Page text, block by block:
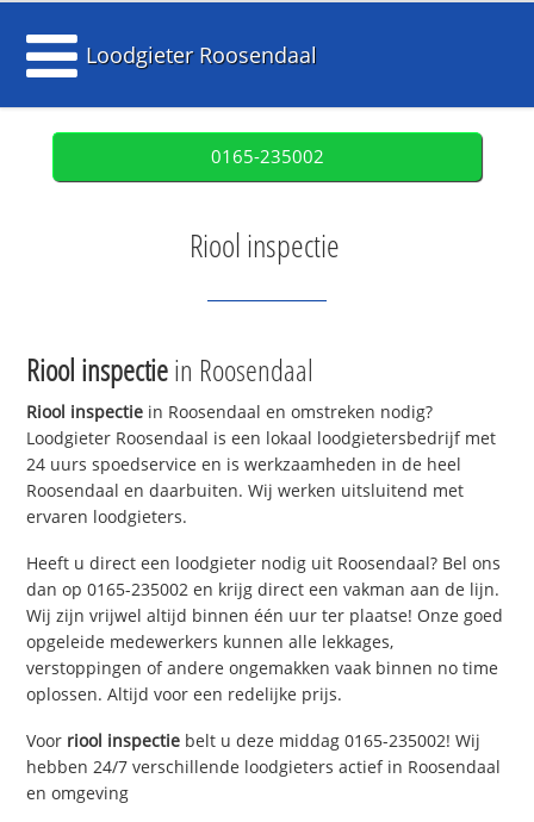
Loodgieter Roosendaal
0165-235002
Riool inspectie
Riool inspectiein Roosendaal
Riool inspectie in Roosendaal en omstreken nodig?
Loodgieter Roosendaal is een lokaal loodgietersbedrijf met
24 uurs spoedservice en is werkzaamheden in de heel
Roosendaal en daarbuiten. Wij werken uitsluitend met
ervaren loodgieters.
Heeft u direct een loodgieter nodig uit Roosendaal? Bel ons
dan op 0165-235002 en krijg direct een vakman aan de lijn.
Wij zijn vrijwel altijd binnen één uur ter plaatse! Onze goed
opgeleide medewerkers kunnen alle lekkages,
verstoppingen of andere ongemakken vaak binnen no time
oplossen. Altijd voor een redelijke prijs.
Voor riool inspectie belt u deze middag 0165-235002! Wij
hebben 24/7 verschillende loodgieters actief in Roosendaal
en omgeving